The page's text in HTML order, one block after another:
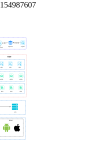
154987607